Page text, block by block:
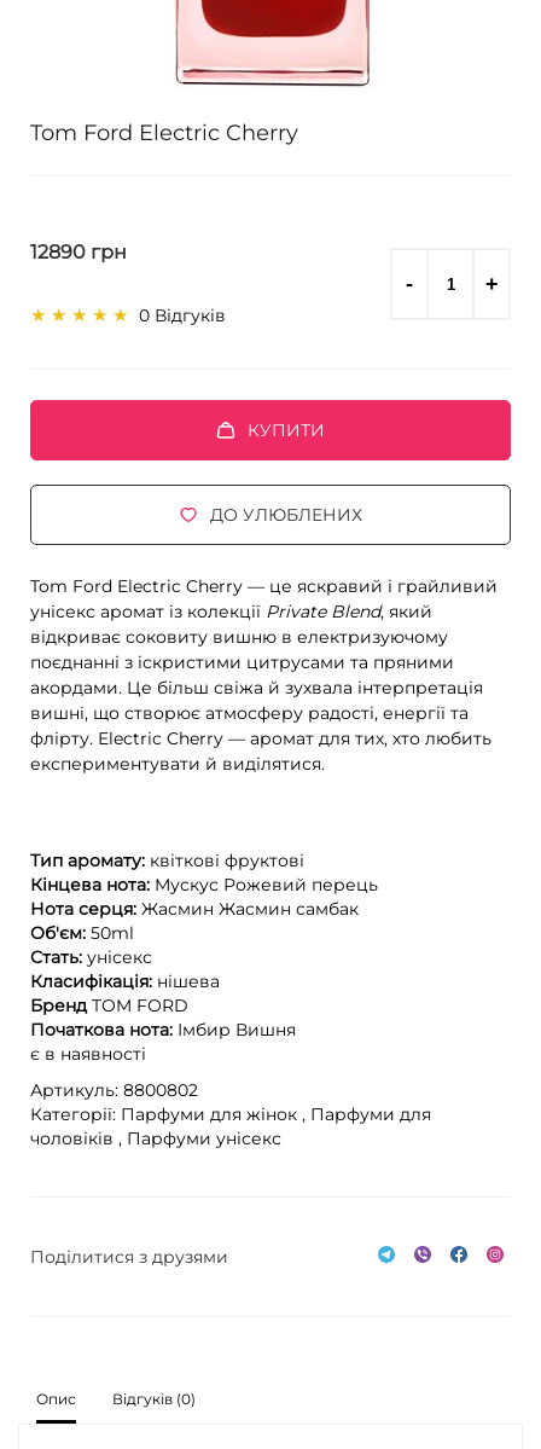
Tom Ford Electric Cherry
12890 грн
0 Відгуків
Tom Ford Electric Cherry — це яскравий і грайливий
унісекс аромат із колекції Private Blend, який
відкриває соковиту вишню в електризуючому
поєднанні з іскристими цитрусами та пряними
акордами. Це більш свіжа й зухвала інтерпретація
вишні, що створює атмосферу радості, енергії та
флірту. Electric Cherry — аромат для тих, хто любить
експериментувати й виділятися.
Тип аромату: квіткові фруктові
Кінцева нота: Мускус Рожевий перець
Нота серця: Жасмин Жасмин самбак
Об'єм: 50ml
Стать: унісекс
Класифікація: нішева
БрендTOM FORD
Початкова нота: Імбир Вишня
є в наявності
КУПИТИ
ДО УЛЮБЛЕНИХ
Артикуль: 8800802
Категорії: Парфуми для жінок , Парфуми для
чоловіків , Парфуми унісекс
Поділитися з друзями
Опис Відгуків (0)